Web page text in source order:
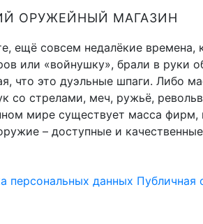
ОРУЖЕЙНЫЙ МАГАЗИН
ещё совсем недалёкие времена,
или «войнушку», брали в руки
что это дуэльные шпаги. Либо
со стрелами, меч, ружьё,
мире существует масса фирм,
– доступные и
персональных данных Публичная